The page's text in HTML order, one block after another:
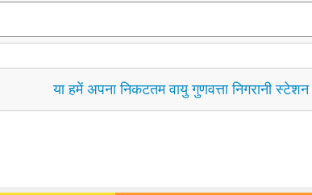
या हमें अपना निकटतम वायु गुणवत्ता निगरानी